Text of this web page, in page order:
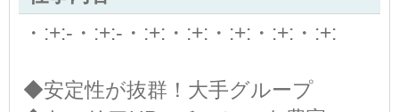
・:+:-・:+:-・:+:・:+:・:+:・:+:・:+:
◆安定性が抜群！大手グループ